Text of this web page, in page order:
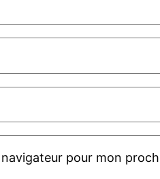
pour mon